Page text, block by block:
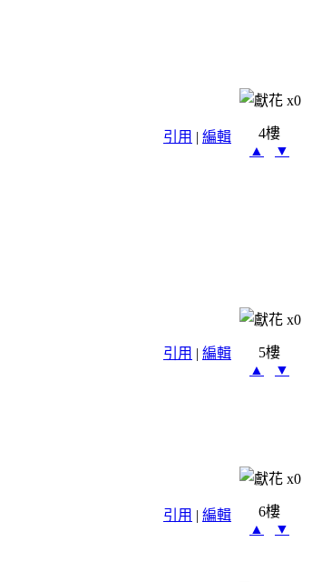
x0
引用 | 編輯
4樓
▲
▼
x0
引用 | 編輯
5樓
▲
▼
x0
引用 | 編輯
6樓
▲
▼